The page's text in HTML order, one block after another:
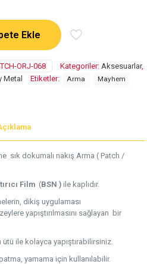
Ekle
ORJ-068 Kategoriler: Aksesuarlar,
Metal Etiketler: Arma
Mayhem
sık dokumalı nakış Arma ( Patch /
Film (BSN )ile kaplıdır.
dikiş uygulaması
yapıştırılmasını sağlayan bir
ile kolayca yapıştırabilirsiniz.
yamama için kullanılabilir.